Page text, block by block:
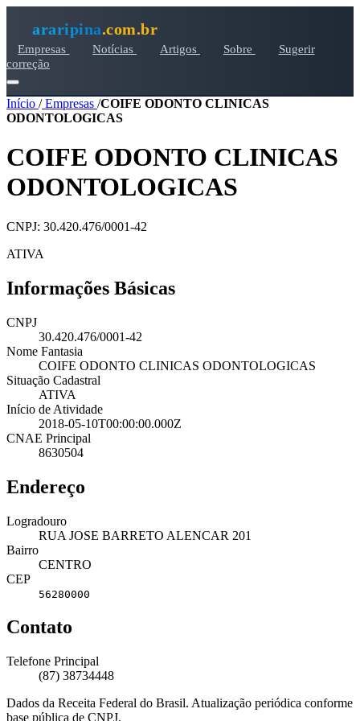
araripina.com.br
Empresas Notícias Artigos Sobre
Sugerir
correção
Início /Empresas /COIFE ODONTO CLINICAS
ODONTOLOGICAS
COIFE ODONTO CLINICAS
ODONTOLOGICAS
CNPJ: 30.420.476/0001-42
ATIVA
Informações Básicas
CNPJ
30.420.476/0001-42
Nome Fantasia
COIFE ODONTO CLINICAS ODONTOLOGICAS
Situação Cadastral
ATIVA
Início de Atividade
2018-05-10T00:00:00.000Z
CNAE Principal
8630504
Endereço
Logradouro
RUA JOSE BARRETO ALENCAR 201
Bairro
CENTRO
CEP
56280000
Contato
Telefone Principal
(87) 38734448
Dados da Receita Federal do Brasil. Atualização periódica conforme
base pública de CNPJ.